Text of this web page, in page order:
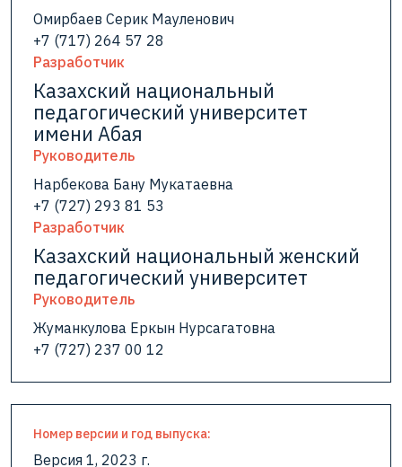
Омирбаев Серик Мауленович
+7 (717) 264 57 28
Разработчик
Казахский национальный
педагогический университет
имени Абая
Руководитель
Нарбекова Бану Мукатаевна
+7 (727) 293 81 53
Разработчик
Казахский национальный женский
педагогический университет
Руководитель
Жуманкулова Еркын Нурсагатовна
+7 (727) 237 00 12
Номер версии и год выпуска:
Версия 1, 2023 г.